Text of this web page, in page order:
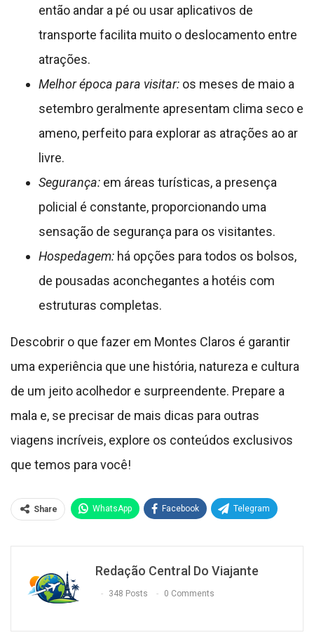
então andar a pé ou usar aplicativos de
transporte facilita muito o deslocamento entre
atrações.
Melhor época para visitar: os meses de maio a
setembro geralmente apresentam clima seco e
ameno, perfeito para explorar as atrações ao ar
livre.
Segurança: em áreas turísticas, a presença
policial é constante, proporcionando uma
sensação de segurança para os visitantes.
Hospedagem: há opções para todos os bolsos,
de pousadas aconchegantes a hotéis com
estruturas completas.
Descobrir o que fazer em Montes Claros é garantir
uma experiência que une história, natureza e cultura
de um jeito acolhedor e surpreendente. Prepare a
mala e, se precisar de mais dicas para outras
viagens incríveis, explore os conteúdos exclusivos
que temos para você!
Share WhatsApp Facebook Telegram
Redação Central Do Viajante
348 Posts 0 Comments